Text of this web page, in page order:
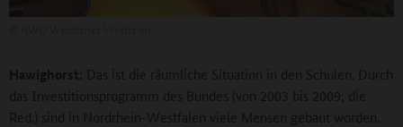
Hawighorst: Das ist die räumliche Situation in den Schulen. Durch
das Investitionsprogramm des Bundes (von 2003 bis 2009; die
Red.) sind in Nordrhein-Westfalen viele Mensen gebaut worden.